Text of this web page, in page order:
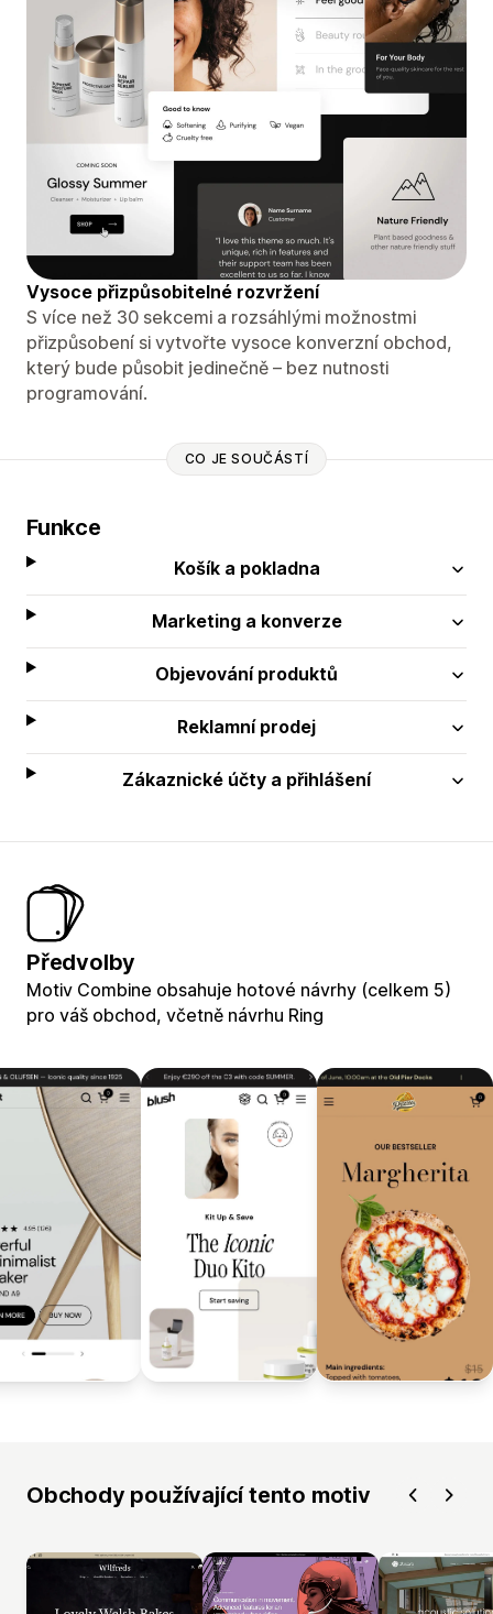
Vysoce přizpůsobitelné rozvržení
S více než 30 sekcemi a rozsáhlými možnostmi
přizpůsobení si vytvořte vysoce konverzní obchod,
který bude působit jedinečně – bez nutnosti
programování.
CO JE SOUČÁSTÍ
Funkce
Košík a pokladna
Marketing a konverze
Objevování produktů
Reklamní prodej
Zákaznické účty a přihlášení
Předvolby
Motiv Combine obsahuje hotové návrhy (celkem 5)
pro váš obchod, včetně návrhu Ring
Obchody používající tento motiv